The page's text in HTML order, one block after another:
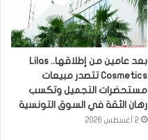
بعد عامين من إطلاقها.. Lilas
Cosmetics تتصدر مبيعات
مستحضرات التجميل وتكسب
رهان الثقة في السوق التونسية
2 أغسطس 2026